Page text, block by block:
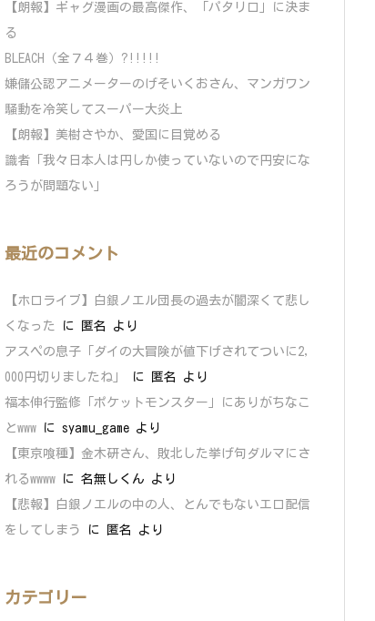
【朗報】ギャグ漫画の最高傑作、「パタリロ」に決ま
る
BLEACH（全７４巻）?!!!!!
嫌儲公認アニメーターのげそいくおさん、マンガワン
騒動を冷笑してスーパー大炎上
【朗報】美樹さやか、愛国に目覚める
識者「我々日本人は円しか使っていないので円安にな
ろうが問題ない」
最近のコメント
【ホロライブ】白銀ノエル団長の過去が闇深くて悲し
くなった
に 匿名
より
アスペの息子「ダイの大冒険が値下げされてついに2,
000円切りましたね」
に 匿名
より
福本伸行監修「ポケットモンスター」にありがちなこ
とwww に syamu_game より
【東京喰種】金木研さん、敗北した挙げ句ダルマにさ
れるwwww に 名無しくん より
【悲報】白銀ノエルの中の人、とんでもないエロ配信
をしてしまう
に 匿名 より
カテゴリー